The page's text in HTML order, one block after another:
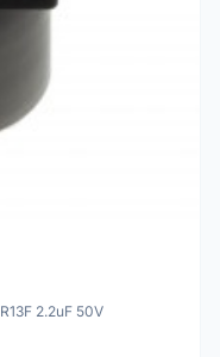
2.2uF 50V